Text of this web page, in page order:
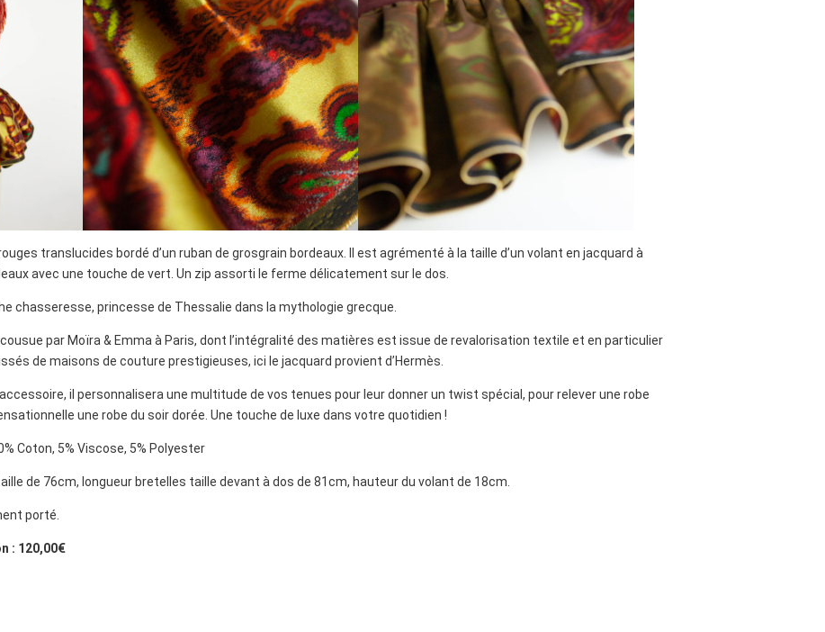
translucides bordé d’un ruban de grosgrain bordeaux. Il est agrémenté à la taille d’un volant en jacquard à
avec une touche de vert. Un zip assorti le ferme délicatement sur le dos.
chasseresse, princesse de Thessalie dans la mythologie grecque.
par Moïra & Emma à Paris, dont l’intégralité des matières est issue de revalorisation textile et en particulier
de maisons de couture prestigieuses, ici le jacquard provient d’Hermès.
il personnalisera une multitude de vos tenues pour leur donner un twist spécial, pour relever une robe
une robe du soir dorée. Une touche de luxe dans votre quotidien !
Coton, 5% Viscose, 5% Polyester
de 76cm, longueur bretelles taille devant à dos de 81cm, hauteur du volant de 18cm.
porté.
: 120,00€